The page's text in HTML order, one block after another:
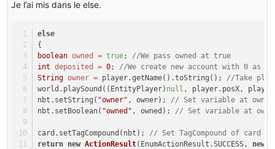
Je l’ai mis dans le else.
else
{
boolean owned = true; //We pass owned at true
int deposited = 0; //We create new account with 0 as
String owner = player.getName().toString(); //Take
world.playSound((EntityPlayer) null , player.posX,
nbt.setString( "owner" , owner); // Set variable at
nbt.setBoolean( "owned" , owned); // Set variable at
card.setTagCompound(nbt); // Set TagCompound of card
return new ActionResult(EnumActionResult.SUCCESS, new